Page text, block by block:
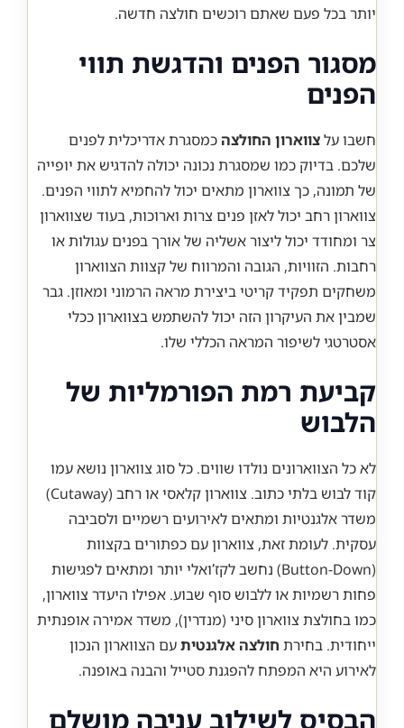
יותר בכל פעם שאתם רוכשים חולצה חדשה.
מסגור הפנים והדגשת תווי
הפנים
חשבו עלצווארון החולצה כמסגרת אדריכלית לפנים
שלכם. בדיוק כמו שמסגרת נכונה יכולה להדגיש את יופייה
של תמונה, כך צווארון מתאים יכול להחמיא לתווי הפנים.
צווארון רחב יכול לאזן פנים צרות וארוכות, בעוד שצווארון
צר ומחודד יכול ליצור אשליה של אורך בפנים עגולות או
רחבות. הזוויות, הגובה והמרווח של קצוות הצווארון
משחקים תפקיד קריטי ביצירת מראה הרמוני ומאוזן. גבר
שמבין את העיקרון הזה יכול להשתמש בצווארון ככלי
אסטרטגי לשיפור המראה הכללי שלו.
קביעת רמת הפורמליות של
הלבוש
לא כל הצווארונים נולדו שווים. כל סוג צווארון נושא עמו
קוד לבוש בלתי כתוב. צווארון קלאסי או רחב (Cutaway)
משדר אלגנטיות ומתאים לאירועים רשמיים ולסביבה
עסקית. לעומת זאת, צווארון עם כפתורים בקצוות
(Button-Down) נחשב לקז’ואלי יותר ומתאים לפגישות
פחות רשמיות או ללבוש סוף שבוע. אפילו היעדר צווארון,
כמו בחולצת צווארון סיני (מנדרין), משדר אמירה אופנתית
ייחודית. בחירת חולצה אלגנטיתעם הצווארון הנכון
לאירוע היא המפתח להפגנת סטייל והבנה באופנה.
הבסיס לשילוב עניבה מושלם